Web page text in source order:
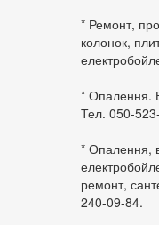
* Ремонт,
колонок,
* Опалення.
Тел. 050-
* Опалення,
ремонт,
240-09-84.